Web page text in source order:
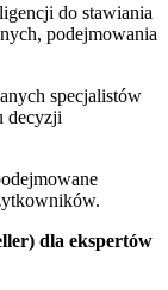
do stawiania
podejmowania
specjalistów
decyzji
dla ekspertów